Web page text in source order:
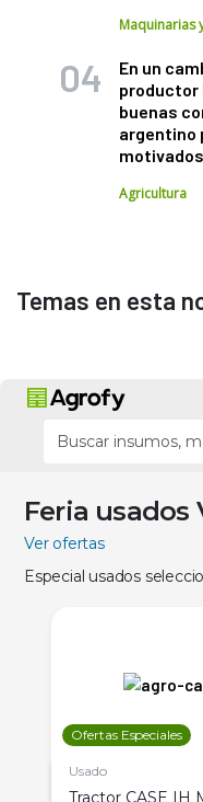
Maquinarias
En un
productor
buenas
argentino
Agricultura
Temas en esta
Feria
Ver ofertas
Especial usados
Ofertas Especiales
Usado
Tractor CASE IH